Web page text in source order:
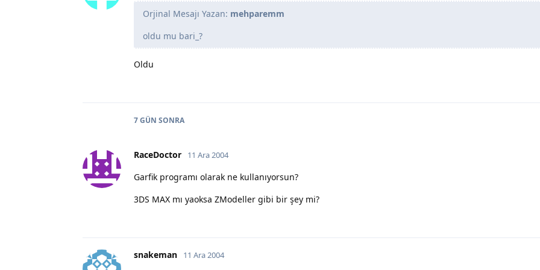
Orjinal Mesajı Yazan: mehparemm
oldu mu bari_?
Oldu
7 GÜN SONRA
RaceDoctor 11 Ara 2004
Garfik programı olarak ne kullanıyorsun?
3DS MAX mı yaoksa ZModeller gibi bir şey mi?
snakeman 11 Ara 2004